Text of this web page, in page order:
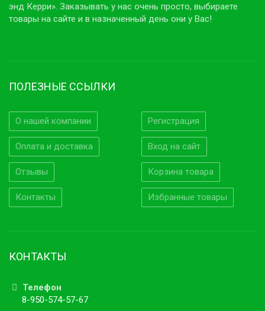
энд Керри». Заказывать у нас очень просто, выбираете
товары на сайте и в назначенный день они у Вас!
ПОЛЕЗНЫЕ ССЫЛКИ
О нашей компании
Оплата и доставка
Отзывы
Контакты
Регистрация
Вход на сайт
Корзина товара
Избранные товары
КОНТАКТЫ
Телефон
8-950-574-57-67